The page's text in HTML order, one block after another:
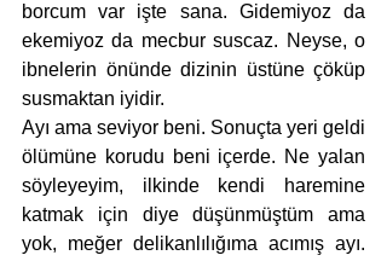
borcum var işte sana. Gidemiyoz da
ekemiyoz da mecbur suscaz. Neyse, o
ibnelerin önünde dizinin üstüne çöküp
susmaktan iyidir.
Ayı ama seviyor beni. Sonuçta yeri geldi
ölümüne korudu beni içerde. Ne yalan
söyleyeyim, ilkinde kendi haremine
katmak için diye düşünmüştüm ama
yok, meğer delikanlılığıma acımış ayı.